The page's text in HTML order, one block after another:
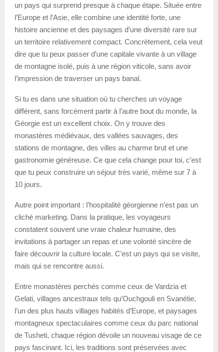
un pays qui surprend presque à chaque étape. Située entre
l’Europe et l’Asie, elle combine une identité forte, une
histoire ancienne et des paysages d’une diversité rare sur
un territoire relativement compact. Concrètement, cela veut
dire que tu peux passer d’une capitale vivante à un village
de montagne isolé, puis à une région viticole, sans avoir
l’impression de traverser un pays banal.
Si tu es dans une situation où tu cherches un voyage
différent, sans forcément partir à l’autre bout du monde, la
Géorgie est un excellent choix. On y trouve des
monastères médiévaux, des vallées sauvages, des
stations de montagne, des villes au charme brut et une
gastronomie généreuse. Ce que cela change pour toi, c’est
que tu peux construire un séjour très varié, même sur 7 à
10 jours.
Autre point important : l’hospitalité géorgienne n’est pas un
cliché marketing. Dans la pratique, les voyageurs
constatent souvent une vraie chaleur humaine, des
invitations à partager un repas et une volonté sincère de
faire découvrir la culture locale. C’est un pays qui se visite,
mais qui se rencontre aussi.
Entre monastères perchés comme ceux de Vardzia et
Gelati, villages ancestraux tels qu’Ouchgouli en Svanétie,
l’un des plus hauts villages habités d’Europe, et paysages
montagneux spectaculaires comme ceux du parc national
de Tusheti, chaque région dévoile un nouveau visage de ce
pays fascinant. Ici, les traditions sont préservées avec